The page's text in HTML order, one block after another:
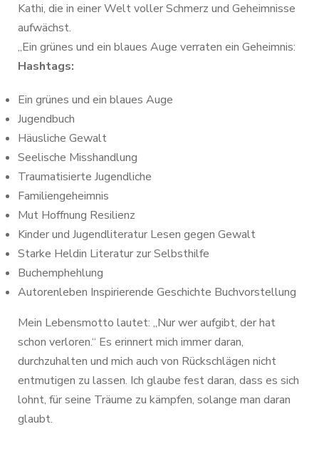
Kathi, die in einer Welt voller Schmerz und Geheimnisse
aufwächst.
„Ein grünes und ein blaues Auge verraten ein Geheimnis:
Hashtags:
Ein grünes und ein blaues Auge
Jugendbuch
Häusliche Gewalt
Seelische Misshandlung
Traumatisierte Jugendliche
Familiengeheimnis
Mut Hoffnung Resilienz
Kinder und Jugendliteratur Lesen gegen Gewalt
Starke Heldin Literatur zur Selbsthilfe
Buchemphehlung
Autorenleben Inspirierende Geschichte Buchvorstellung
Mein Lebensmotto lautet: „Nur wer aufgibt, der hat
schon verloren.“ Es erinnert mich immer daran,
durchzuhalten und mich auch von Rückschlägen nicht
entmutigen zu lassen. Ich glaube fest daran, dass es sich
lohnt, für seine Träume zu kämpfen, solange man daran
glaubt.